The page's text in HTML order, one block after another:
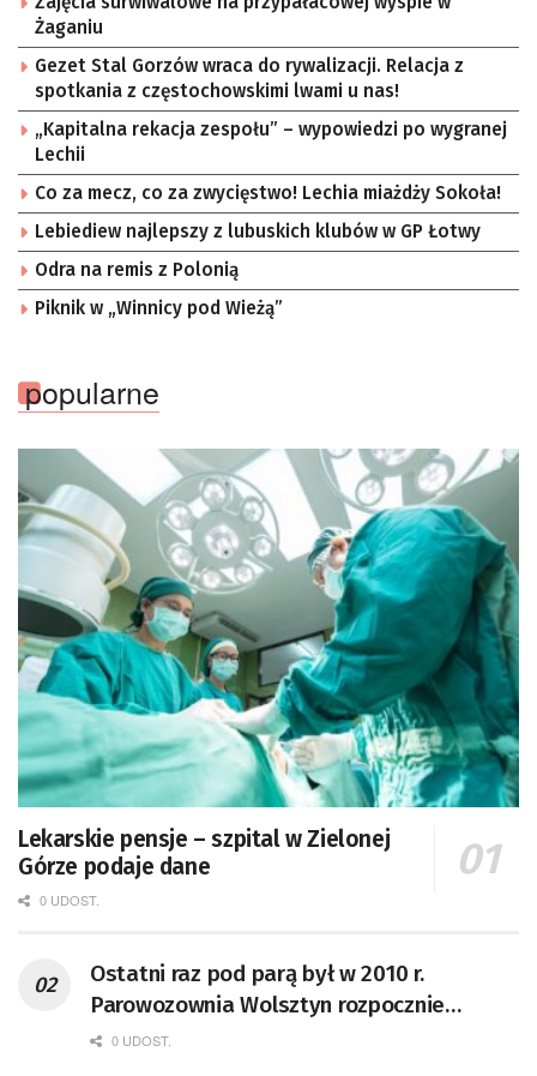
Żaganiu
Gezet Stal Gorzów wraca do rywalizacji. Relacja z
spotkania z częstochowskimi lwami u nas!
„Kapitalna rekacja zespołu” – wypowiedzi po wygranej
Lechii
Co za mecz, co za zwycięstwo! Lechia miażdży Sokoła!
Lebiediew najlepszy z lubuskich klubów w GP Łotwy
Odra na remis z Polonią
Piknik w „Winnicy pod Wieżą”
popularne
Lekarskie pensje – szpital w Zielonej
Górze podaje dane
0 UDOST.
Ostatni raz pod parą był w 2010 r.
Parowozownia Wolsztyn rozpocznie
remont unikatowego Tr5-65
0 UDOST.